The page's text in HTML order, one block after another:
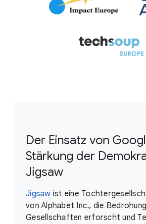
Der Einsatz von
Stärkung der
Jigsaw
Jigsaw ist eine
von Alphabet Inc., die
Gesellschaften erforscht und